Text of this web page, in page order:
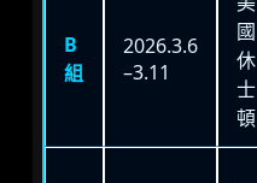
B
組
2026.3.6
–3.11
國
休
士
頓